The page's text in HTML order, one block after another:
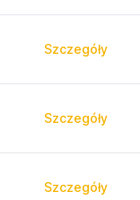
Szczegóły
Szczegóły
Szczegóły